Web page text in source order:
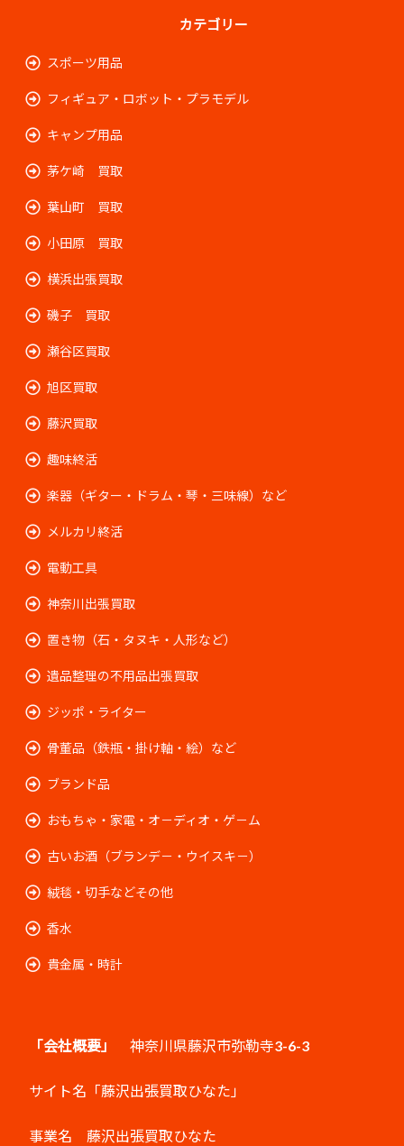
カテゴリー
スポーツ用品
フィギュア・ロボット・プラモデル
キャンプ用品
茅ケ崎 買取
葉山町 買取
小田原 買取
横浜出張買取
磯子 買取
瀬谷区買取
旭区買取
藤沢買取
趣味終活
楽器（ギター・ドラム・琴・三味線）など
メルカリ終活
電動工具
神奈川出張買取
置き物（石・タヌキ・人形など）
遺品整理の不用品出張買取
ジッポ・ライター
骨董品（鉄瓶・掛け軸・絵）など
ブランド品
おもちゃ・家電・オ－ディオ・ゲ－ム
古いお酒（ブランデ－・ウイスキ－）
絨毯・切手などその他
香水
貴金属・時計
「会社概要」 神奈川県藤沢市弥勒寺3-6-3
サイト名「藤沢出張買取ひなた」
事業名 藤沢出張買取ひなた